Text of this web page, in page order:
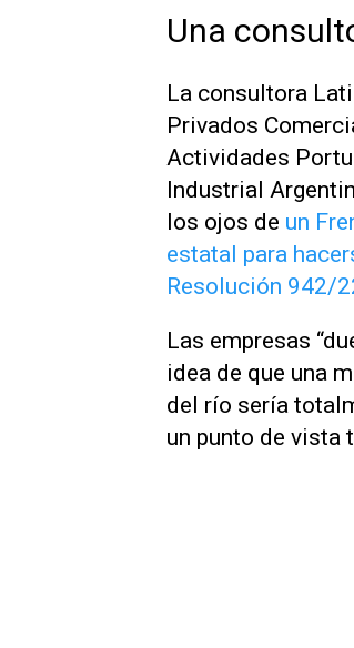
Una
La consultora
Privados
Actividades
Industrial
los ojos de un
estatal para
Resolución 942/
Las empresas
idea de que una
del río sería
un punto de vista